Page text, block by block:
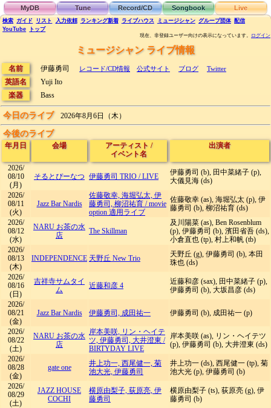
MyDB Tune Record/CD Songbook Live
検索 ガイド リスト 入力依頼 ランキング新着 ライブハウス ミュージシャン グループ団体 配信
YouTube
トップ
現在、非登録ユーザー向けの表示になっています。 ログイン
ミュージシャン ライブ情報
名前 伊藤勇司 レコード/CD情報 公式サイト ブログ Twitter
英語名
Yuji Ito
楽器
Bass
今日のライブ 2026年8月6日（木）
今後のライブ
年月日 会場 アーティスト /
イベント名
出演者
2026/
08/10
(月)
そるとぴーなつ 伊藤勇司 TRIO /LIVE
伊藤勇司 (b), 田中菜緒子 (p),
大儀見海 (ds)
2026/
08/11
(火)
Jazz Bar Nardis
佐藤敬幸, 海堀弘太, 伊
藤勇司, 柳沼祐育 /movie
option 適用ライブ
佐藤敬幸 (as), 海堀弘太 (p), 伊
藤勇司 (b), 柳沼祐育 (ds)
2026/
08/12
(水)
NARU お茶の水
店
The Skillman
及川陽菜 (as), Ben Rosenblum
(p), 伊藤勇司 (b), 濱田省吾 (ds),
小倉直也 (tp), 村上和帆 (tb)
2026/
08/13
(木)
INDEPENDENCE 天野丘 New Trio
天野丘 (g), 伊藤勇司 (b), 本田
珠也 (ds)
2026/
08/16
(日)
吉祥寺サムタイ
ム
近藤和彦 4
近藤和彦 (sax), 田中菜緒子 (p),
伊藤勇司 (b), 大坂昌彦 (ds)
2026/
08/21
(金)
Jazz Bar Nardis 伊藤勇司, 成田祐一 伊藤勇司 (b), 成田祐一 (p)
2026/
08/22
(土)
NARU お茶の水
店
岸本美咲, リン・ヘイテ
ツ, 伊藤勇司, 大井澄東 /
BIRTYDAY LIVE
岸本美咲 (as), リン・ヘイテツ
(p), 伊藤勇司 (b), 大井澄東 (ds)
2026/
08/28
(金)
gate one
井上功一, 西尾健一, 菊
池大光, 伊藤勇司
井上功一 (ds), 西尾健一 (tp), 菊
池大光 (p), 伊藤勇司 (b)
2026/
08/29
(土)
JAZZ HOUSE
COCHI
横原由梨子, 荻原亮, 伊
藤勇司
横原由梨子 (ts), 荻原亮 (g), 伊
藤勇司 (b)